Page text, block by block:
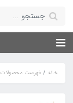
خانه فهرست محصولات